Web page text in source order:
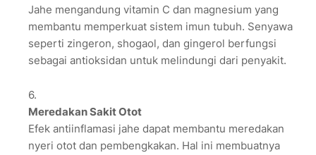
Jahe mengandung vitamin C dan magnesium yang
membantu memperkuat sistem imun tubuh. Senyawa
seperti zingeron, shogaol, dan gingerol berfungsi
sebagai antioksidan untuk melindungi dari penyakit.
Meredakan Sakit Otot
Efek antiinflamasi jahe dapat membantu meredakan
nyeri otot dan pembengkakan. Hal ini membuatnya